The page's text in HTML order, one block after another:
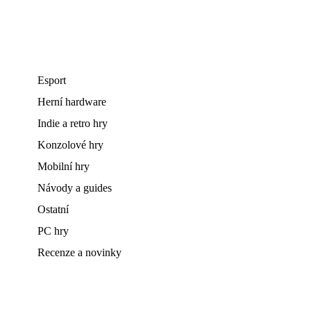
Esport
Herní hardware
Indie a retro hry
Konzolové hry
Mobilní hry
Návody a guides
Ostatní
PC hry
Recenze a novinky